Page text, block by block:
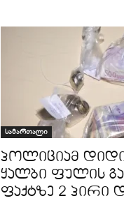
სამართალი
პოლიციამ
ყალბი ფულის
ფაქტზე 2 პირი